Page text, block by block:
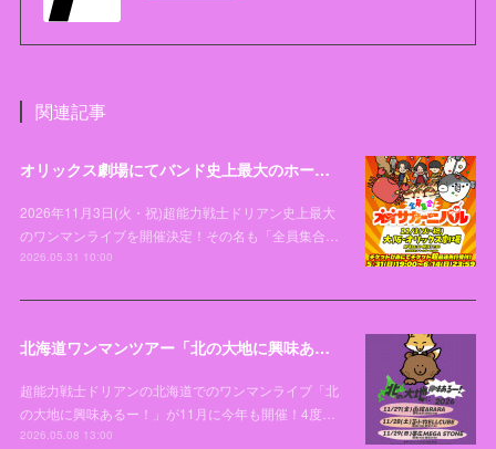
関連記事
オリックス劇場にてバンド史上最大のホールワンマンライブ「全員集合！オオサカーニバル」開催決定！
2026年11月3日(火・祝)超能力戦士ドリアン史上最大
のワンマンライブを開催決定！その名も「全員集合…
2026.05.31 10:00
北海道ワンマンツアー「北の大地に興味あるー！2026」開催決定！！！
超能力戦士ドリアンの北海道でのワンマンライブ「北
の大地に興味あるー！」が11月に今年も開催！4度…
2026.05.08 13:00